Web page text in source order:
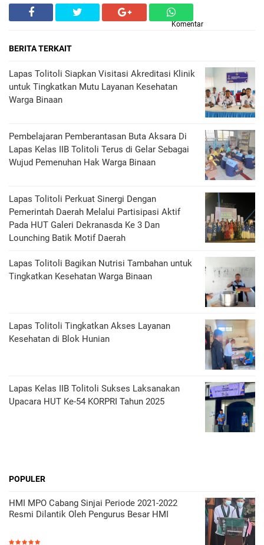
Komentar
BERITA TERKAIT
Lapas Tolitoli Siapkan Visitasi Akreditasi Klinik
untuk Tingkatkan Mutu Layanan Kesehatan
Warga Binaan
Pembelajaran Pemberantasan Buta Aksara Di
Lapas Kelas IIB Tolitoli Terus di Gelar Sebagai
Wujud Pemenuhan Hak Warga Binaan
Lapas Tolitoli Perkuat Sinergi Dengan
Pemerintah Daerah Melalui Partisipasi Aktif
Pada HUT Galeri Dekranasda Ke 3 Dan
Lounching Batik Motif Daerah
Lapas Tolitoli Bagikan Nutrisi Tambahan untuk
Tingkatkan Kesehatan Warga Binaan
Lapas Tolitoli Tingkatkan Akses Layanan
Kesehatan di Blok Hunian
Lapas Kelas IIB Tolitoli Sukses Laksanakan
Upacara HUT Ke-54 KORPRI Tahun 2025
POPULER
HMI MPO Cabang Sinjai Periode 2021-2022
Resmi Dilantik Oleh Pengurus Besar HMI